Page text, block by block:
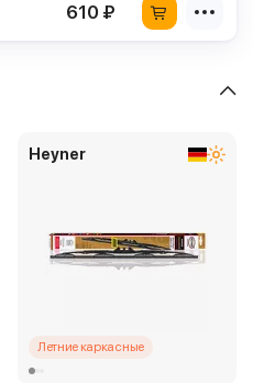
610 ₽
Heyner
Летние каркасные